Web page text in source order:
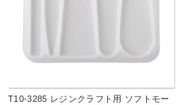
T10-3285 レジンクラフト用 ソフトモー